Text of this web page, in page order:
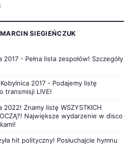
SIEGIEŃCZUK
- Pełna lista zespołów! Szczegóły
2017 - Podajemy listę
transmisji LIVE!
Znamy listę WSZYSTKICH
Największe wydarzenie w disco
hit polityczny! Posłuchajcie hymnu